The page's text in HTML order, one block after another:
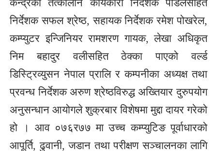
केन्द्रका तत्कालीन कार्यकारी निर्देशक पौडेलसहित
निर्देशक सफल श्रेष्ठ, सहायक निर्देशक रमेश पोखरेल,
कम्प्युटर इन्जिनियर रामशरण गायक, लेखा अधिकृत
निम बहादुर वलीसहित ठेक्का पाएको वर्ल्ड
डिस्ट्रिव्युसन नेपाल प्रालि र कम्पनीका अध्यक्ष तथा
प्रवन्ध निर्देशक अरुण श्रेष्ठविरुद्ध अख्तियार दुरुपयोग
अनुसन्धान आयोगले शुक्रबार विशेषमा मुद्दा दायर गरेको
हो । आव ०७६र७७ मा उच्च कम्प्युटिङ पूर्वाधारको
आपूर्ति, ढुवानी, जडान तथा परीक्षण सञ्चालनका लागि